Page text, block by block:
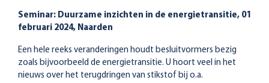
Seminar: Duurzame inzichten in de energietransitie, 01
februari 2024, Naarden
Een hele reeks veranderingen houdt besluitvormers bezig
zoals bijvoorbeeld de energietransitie. U hoort veel in het
nieuws over het terugdringen van stikstof bij o.a.